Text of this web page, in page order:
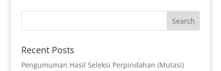
Recent Posts
Pengumuman Hasil Seleksi Perpindahan (Mutasi)